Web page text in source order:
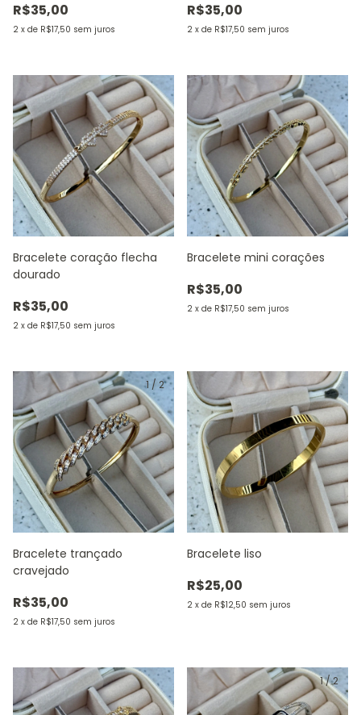
R$35,00
2 x de R$17,50 sem juros
R$35,00
2 x de R$17,50 sem juros
Bracelete coração flecha
dourado
R$35,00
2 x de R$17,50 sem juros
Bracelete mini corações
R$35,00
2 x de R$17,50 sem juros
1 / 2
Bracelete trançado
cravejado
R$35,00
2 x de R$17,50 sem juros
Bracelete liso
R$25,00
2 x de R$12,50 sem juros
1/2